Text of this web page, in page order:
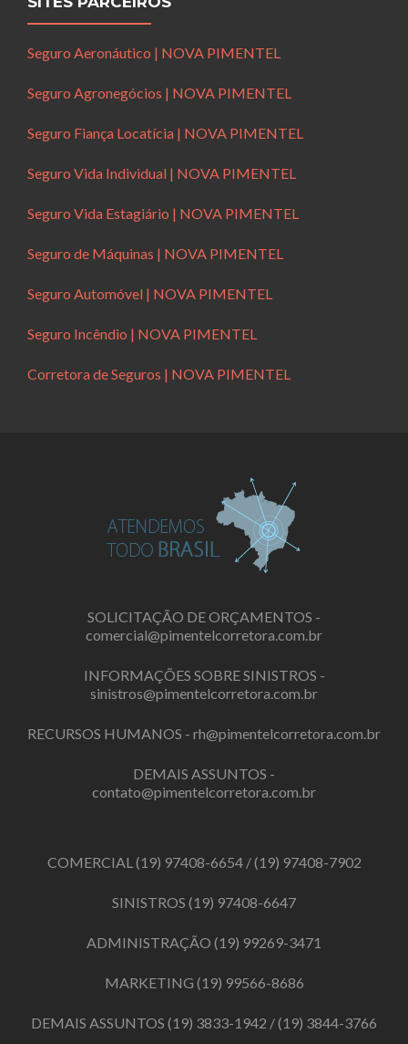
Seguro Aeronáutico | NOVA PIMENTEL
Seguro Agronegócios | NOVA PIMENTEL
Seguro Fiança Locatícia | NOVA PIMENTEL
Seguro Vida Individual | NOVA PIMENTEL
Seguro Vida Estagiário | NOVA PIMENTEL
Seguro de Máquinas | NOVA PIMENTEL
Seguro Automóvel | NOVA PIMENTEL
Seguro Incêndio | NOVA PIMENTEL
Corretora de Seguros | NOVA PIMENTEL
SOLICITAÇÃO DE ORÇAMENTOS -
comercial@pimentelcorretora.com.br
INFORMAÇÕES SOBRE SINISTROS -
sinistros@pimentelcorretora.com.br
RECURSOS HUMANOS - rh@pimentelcorretora.com.br
DEMAIS ASSUNTOS -
contato@pimentelcorretora.com.br
COMERCIAL(19) 97408-6654/(19) 97408-7902
SINISTROS (19) 97408-6647
ADMINISTRAÇÃO (19) 99269-3471
MARKETING (19) 99566-8686
DEMAIS ASSUNTOS (19) 3833-1942 /(19) 3844-3766